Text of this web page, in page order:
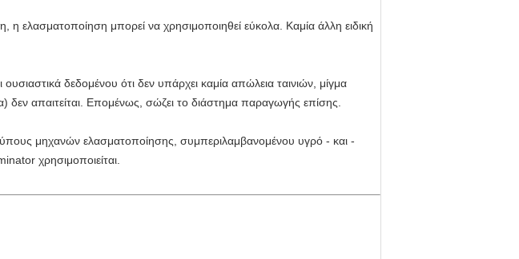
ελασματοποίηση μπορεί να χρησιμοποιηθεί εύκολα. Καμία άλλη ειδική
δεδομένου ότι δεν υπάρχει καμία απώλεια ταινιών, μίγμα
απαιτείται. Επομένως, σώζει το διάστημα παραγωγής επίσης.
μηχανών ελασματοποίησης, συμπεριλαμβανομένου υγρό - και -
χρησιμοποιείται.